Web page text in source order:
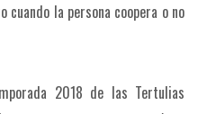
cuando la persona coopera o no
2018 de las Tertulias